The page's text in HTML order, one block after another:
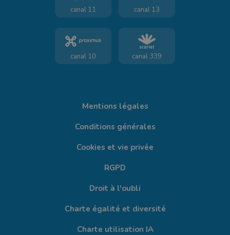
canal 11 canal 13
canal 10 canal 339
Mentions légales
Conditions générales
Cookies et vie privée
RGPD
Droit à l'oubli
Charte égalité et diversité
Charte utilisation IA